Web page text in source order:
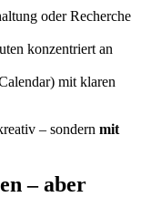
oder Recherche
konzentriert an
mit klaren
– sondern mit
– aber